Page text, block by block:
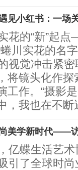
见小红书：一场
的“新”起点
实花的名字
视觉冲击紧
将镜头化作
工作。“摄影
，我也在不断
美学新时代——
蝶生活艺术
引了全球时